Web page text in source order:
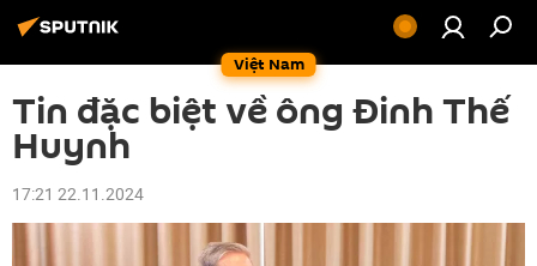
Việt Nam
Tin đặc biệt về ông Đinh Thế
Huynh
17:21 22.11.2024